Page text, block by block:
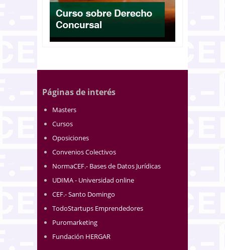
Páginas de interés
Masters
Cursos
Oposiciones
Convenios Colectivos
NormaCEF.- Bases de Datos Jurídicas
UDIMA - Universidad online
CEF.- Santo Domingo
TodoStartups Emprendedores
Puromarketing
Fundación HERGAR